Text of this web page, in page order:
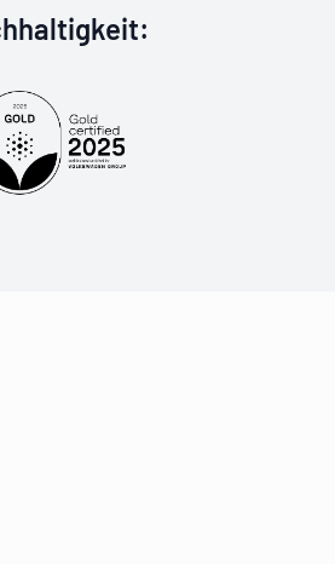
Goldzertifiziert
: